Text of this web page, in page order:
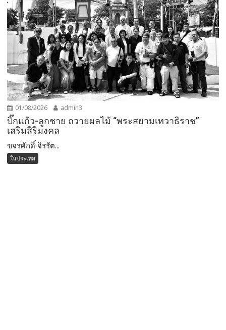
01/08/2026 admin3
บิ๊กแก้ว-ลูกชาย ถวายผลไม้ “พระสยามเทวาธิราช”
เสริมสิริมงคล
ขจรศักดิ์ จิรรัต...
ในประเทศ